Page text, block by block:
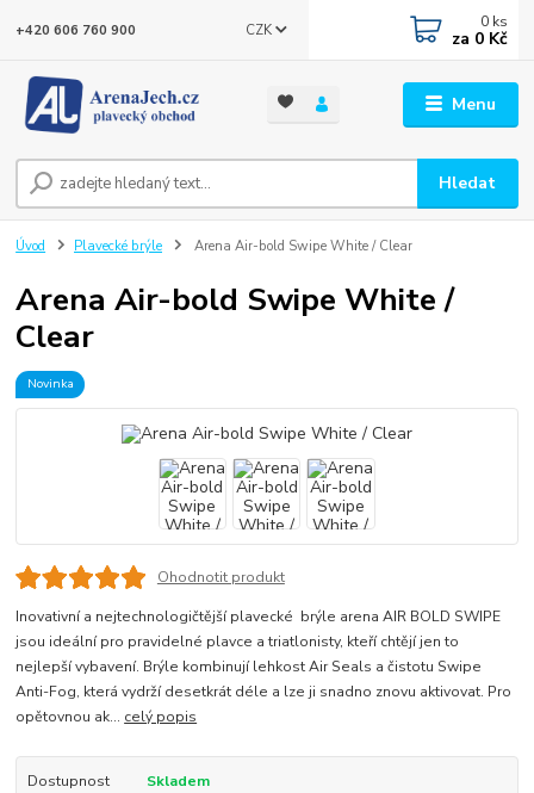
Menu
CZK
Hledat
+420 606 760 900 0 ks
za 0 Kč
Úvod Plavecké brýle Arena Air-bold Swipe White / Clear
Arena Air-bold Swipe White /
Clear
Novinka
Ohodnotit produkt
Inovativní a nejtechnologičtější plavecké brýle arena AIR BOLD SWIPE
jsou ideální pro pravidelné plavce a triatlonisty, kteří chtějí jen to
nejlepší vybavení. Brýle kombinují lehkost Air Seals a čistotu Swipe
Anti-Fog, která vydrží desetkrát déle a lze ji snadno znovu aktivovat. Pro
opětovnou ak... celý popis
Dostupnost Skladem